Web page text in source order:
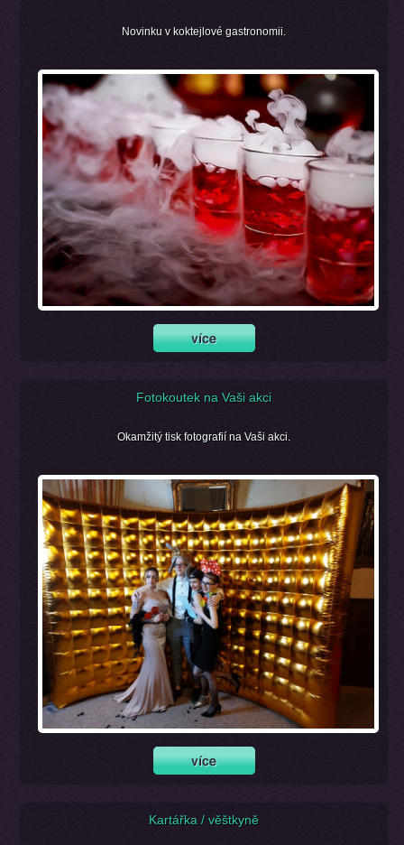
Novinku v koktejlové gastronomii.
Fotokoutek na Vaši akci
Okamžitý tisk fotografií na Vaši akci.
Kartářka / věštkyně